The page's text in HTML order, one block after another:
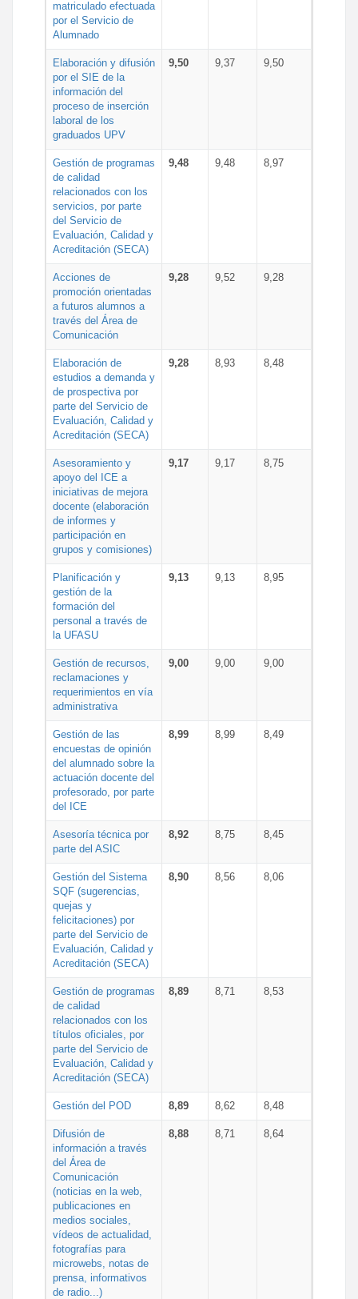
matriculado efectuada
por el Servicio de
Alumnado
Elaboración y difusión
por el SIE de la
información del
proceso de inserción
laboral de los
graduados UPV
9,50 9,37 9,50
Gestión de programas
de calidad
relacionados con los
servicios, por parte
del Servicio de
Evaluación, Calidad y
Acreditación (SECA)
9,48 9,48 8,97
Acciones de
promoción orientadas
a futuros alumnos a
través del Área de
Comunicación
9,28 9,52 9,28
Elaboración de
estudios a demanda y
de prospectiva por
parte del Servicio de
Evaluación, Calidad y
Acreditación (SECA)
9,28 8,93 8,48
Asesoramiento y
apoyo del ICE a
iniciativas de mejora
docente (elaboración
de informes y
participación en
grupos y comisiones)
9,17 9,17 8,75
Planificación y
gestión de la
formación del
personal a través de
la UFASU
9,13 9,13 8,95
Gestión de recursos,
reclamaciones y
requerimientos en vía
administrativa
9,00 9,00 9,00
Gestión de las
encuestas de opinión
del alumnado sobre la
actuación docente del
profesorado, por parte
del ICE
8,99 8,99 8,49
Asesoría técnica por
parte del ASIC
8,92 8,75 8,45
Gestión del Sistema
SQF (sugerencias,
quejas y
felicitaciones) por
parte del Servicio de
Evaluación, Calidad y
Acreditación (SECA)
8,90 8,56 8,06
Gestión de programas
de calidad
relacionados con los
títulos oficiales, por
parte del Servicio de
Evaluación, Calidad y
Acreditación (SECA)
8,89 8,71 8,53
Gestión del POD 8,89 8,62 8,48
Difusión de
información a través
del Área de
Comunicación
(noticias en la web,
publicaciones en
medios sociales,
vídeos de actualidad,
fotografías para
microwebs, notas de
prensa, informativos
de radio...)
8,88 8,71 8,64